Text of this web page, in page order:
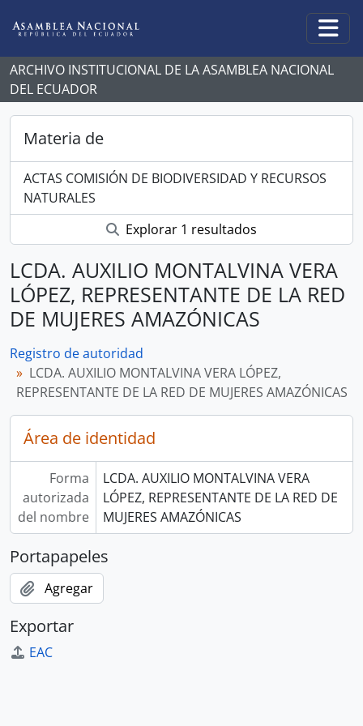
ARCHIVO INSTITUCIONAL DE LA ASAMBLEA NACIONAL
DEL ECUADOR
Materia de
ACTAS COMISIÓN DE BIODIVERSIDAD Y RECURSOS
NATURALES
Explorar 1 resultados
LCDA. AUXILIO MONTALVINA VERA
LÓPEZ, REPRESENTANTE DE LA RED
DE MUJERES AMAZÓNICAS
Registro de autoridad
LCDA. AUXILIO MONTALVINA VERA LÓPEZ,
REPRESENTANTE DE LA RED DE MUJERES AMAZÓNICAS
Área de identidad
Forma
autorizada
del nombre
LCDA. AUXILIO MONTALVINA VERA
LÓPEZ, REPRESENTANTE DE LA RED DE
MUJERES AMAZÓNICAS
Portapapeles
Agregar
Exportar
EAC